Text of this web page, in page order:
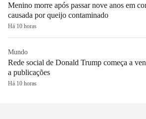
Menino morre após passar nove anos em
causada por queijo contaminado
Há 10 horas
Mundo
Rede social de Donald Trump começa a
a publicações
Há 10 horas